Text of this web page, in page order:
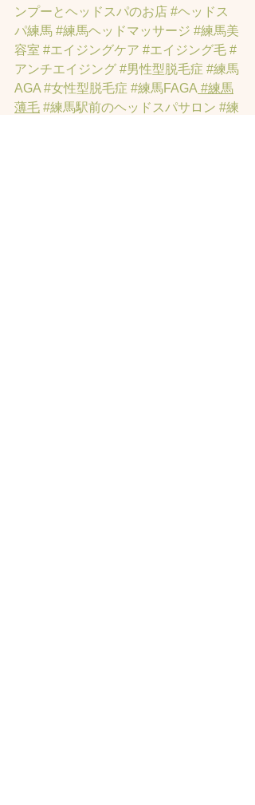
ンプーとヘッドスパのお店 #ヘッドス
パ練馬 #練馬ヘッドマッサージ #練馬美
容室 #エイジングケア #エイジング毛 #
アンチエイジング #男性型脱毛症 #練馬
AGA #女性型脱毛症 #練馬FAGA #練馬
薄毛 #練馬駅前のヘッドスパサロン #練